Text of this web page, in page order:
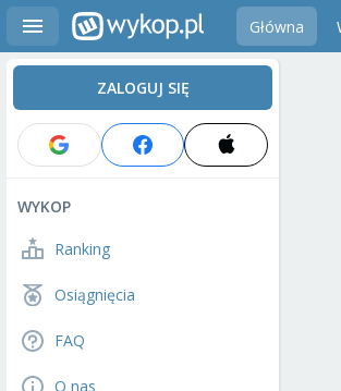
Główna
ZALOGUJ SIĘ
WYKOP
Ranking
Osiągnięcia
FAQ
O nas